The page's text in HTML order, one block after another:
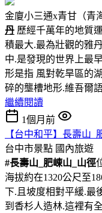
金廈小三通x青甘（青
丹 歷經千萬年的地質
積最大.最為壯觀的雅
中.是發現的世界上最
形是指 風對乾旱區的
碎的壟槽地形.維吾爾
繼續閱讀
1個月前
【台中和平】長壽山_
台中市景點 國內旅遊
#長壽山_肥崠山_山徑
海拔約在1320公尺至
下.且坡度相對平緩.最
到香杉人造林.這裡有